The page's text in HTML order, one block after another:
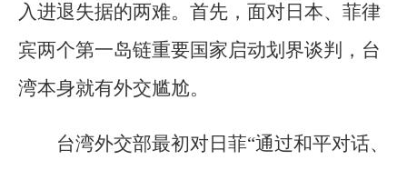
入进退失据的两难。首先，面对日本、菲律
宾两个第一岛链重要国家启动划界谈判，台
湾本身就有外交尴尬。
台湾外交部最初对日菲“通过和平对话、